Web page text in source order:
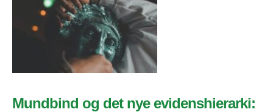
Mundbind og det nye evidenshierarki: